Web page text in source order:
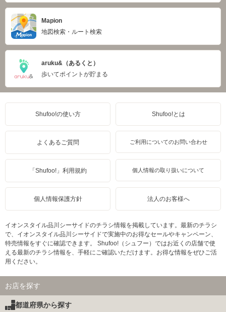
Mapion
地図検索・ルート検索
aruku&（あるくと）
歩いてポイントが貯まる
Shufoo!の使い方 Shufoo!とは
よくあるご質問 ご利用についてのお問い合わせ
「Shufoo!」利用規約 個人情報の取り扱いについて
個人情報保護方針 法人のお客様へ
イオンスタイル品川シーサイドのチラシ情報を掲載しています。最新のチラシ
で、イオンスタイル品川シーサイドで実施中のお得なセールやキャンペーン、
特売情報をすぐに確認できます。 Shufoo!（シュフー）ではお近くの店舗で使
える最新のチラシ情報を、手軽にご確認いただけます。お得な情報をぜひご活
用ください。
お店を探す
都道府県から探す